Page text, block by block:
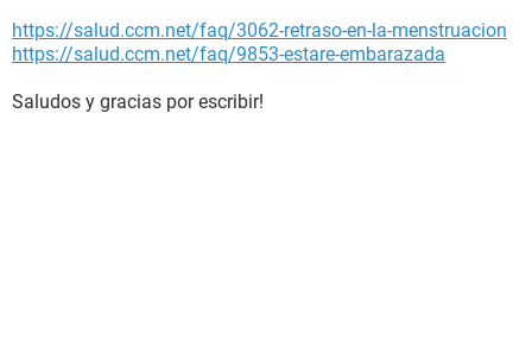
https://salud.ccm.net/faq/3062-retraso-en-la-menstruacion
https://salud.ccm.net/faq/9853-estare-embarazada
Saludos y gracias por escribir!